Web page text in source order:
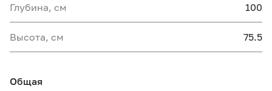
Глубина, см 100
Высота, см 75.5
Общая